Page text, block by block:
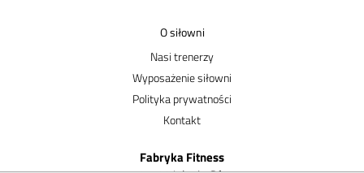
O siłowni
Nasi trenerzy
Wyposażenie siłowni
Polityka prywatności
Kontakt
Fabryka Fitness